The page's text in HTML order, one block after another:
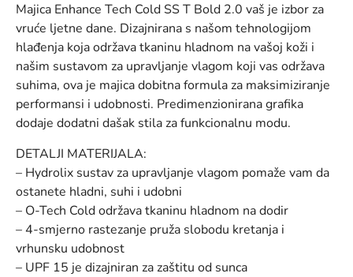
Majica Enhance Tech Cold SS T Bold 2.0 vaš je izbor za
vruće ljetne dane. Dizajnirana s našom tehnologijom
hlađenja koja održava tkaninu hladnom na vašoj koži i
našim sustavom za upravljanje vlagom koji vas održava
suhima, ova je majica dobitna formula za maksimiziranje
performansi i udobnosti. Predimenzionirana grafika
dodaje dodatni dašak stila za funkcionalnu modu.
DETALJI MATERIJALA:
– Hydrolix sustav za upravljanje vlagom pomaže vam da
ostanete hladni, suhi i udobni
– O-Tech Cold održava tkaninu hladnom na dodir
– 4-smjerno rastezanje pruža slobodu kretanja i
vrhunsku udobnost
– UPF 15 je dizajniran za zaštitu od sunca